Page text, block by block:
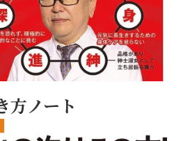
方ノート